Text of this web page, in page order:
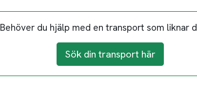
Behöver du hjälp med en transport som liknar
Sök din transport här